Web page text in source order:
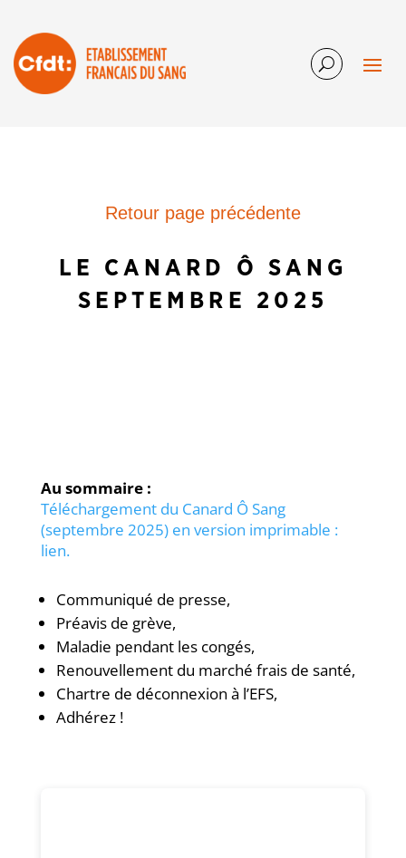
Retour page précédente
LE CANARD Ô SANG
SEPTEMBRE 2025
Au sommaire :
Téléchargement du Canard Ô Sang
(septembre 2025) en version imprimable :
lien.
Communiqué de presse,
Préavis de grève,
Maladie pendant les congés,
Renouvellement du marché frais de santé,
Chartre de déconnexion à l’EFS,
Adhérez !